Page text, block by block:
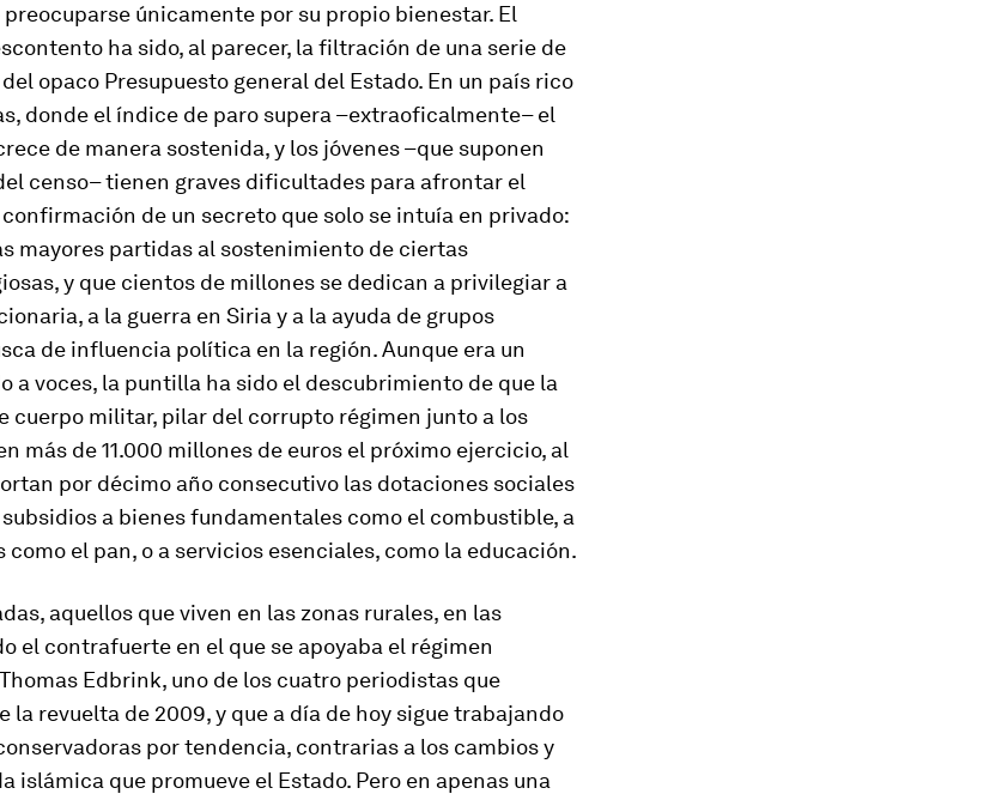
preocuparse únicamente por su propio bienestar. El
ha sido, al parecer, la filtración de una serie de
opaco Presupuesto general del Estado. En un país rico
donde el índice de paro supera –extraoficalmente– el
de manera sostenida, y los jóvenes –que suponen
censo– tienen graves dificultades para afrontar el
de un secreto que solo se intuía en privado:
mayores partidas al sostenimiento de ciertas
y que cientos de millones se dedican a privilegiar a
a la guerra en Siria y a la ayuda de grupos
de influencia política en la región. Aunque era un
a voces, la puntilla ha sido el descubrimiento de que la
cuerpo militar, pilar del corrupto régimen junto a los
más de 11.000 millones de euros el próximo ejercicio, al
por décimo año consecutivo las dotaciones sociales
a bienes fundamentales como el combustible, a
el pan, o a servicios esenciales, como la educación.
aquellos que viven en las zonas rurales, en las
el contrafuerte en el que se apoyaba el régimen
Edbrink, uno de los cuatro periodistas que
la revuelta de 2009, y que a día de hoy sigue trabajando
por tendencia, contrarias a los cambios y
islámica que promueve el Estado. Pero en apenas una